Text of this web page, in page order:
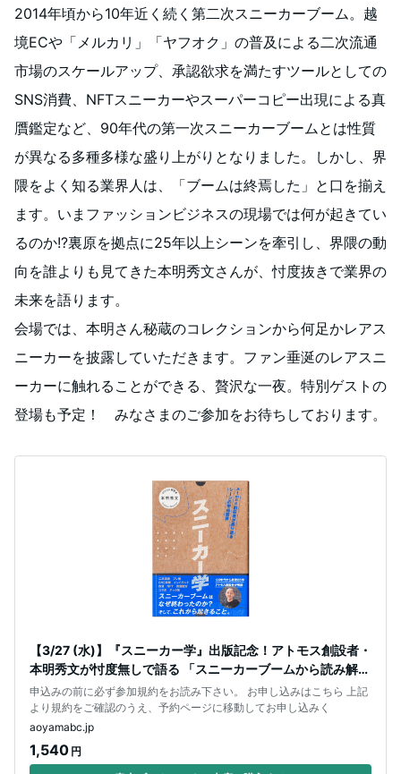
2014年頃から10年近く続く第二次スニーカーブーム。越
境ECや「メルカリ」「ヤフオク」の普及による二次流通
市場のスケールアップ、承認欲求を満たすツールとしての
SNS消費、NFTスニーカーやスーパーコピー出現による真
贋鑑定など、90年代の第一次スニーカーブームとは性質
が異なる多種多様な盛り上がりとなりました。しかし、界
隈をよく知る業界人は、「ブームは終焉した」と口を揃え
ます。いまファッションビジネスの現場では何が起きてい
るのか!?裏原を拠点に25年以上シーンを牽引し、界隈の動
向を誰よりも見てきた本明秀文さんが、忖度抜きで業界の
未来を語ります。
会場では、本明さん秘蔵のコレクションから何足かレアス
ニーカーを披露していただきます。ファン垂涎のレアスニ
ーカーに触れることができる、贅沢な一夜。特別ゲストの
登場も予定！ みなさまのご参加をお待ちしております。
【3/27 (水)】『スニーカー学』出版記念！アトモス創設者・
本明秀文が忖度無しで語る 「スニーカーブームから読み解
く、2024年以降のファ
申込みの前に必ず参加規約をお読み下さい。 お申し込みはこちら 上記
より規約をご確認のうえ、予約ページに移動してお申し込みく
aoyamabc.jp
1,540 円